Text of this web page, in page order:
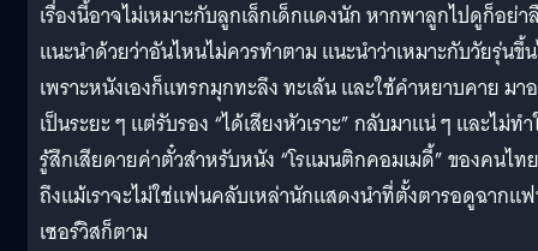
เรื่องนี้อาจไม่เหมาะกับลูกเล็กเด็กแดงนัก หากพาลูกไปดูก็อย่า
แนะนำด้วยว่าอันไหนไม่ควรทำตาม แนะนำว่าเหมาะกับวัยรุ่นขึ้
เพราะหนังเองก็แทรกมุกทะลึง ทะเล้น และใช้คำหยาบคาย มา
เป็นระยะ ๆ แต่รับรอง “ได้เสียงหัวเราะ” กลับมาแน่ ๆ และไม่ท
รู้สึกเสียดายค่าตั๋วสำหรับหนัง “โรแมนติกคอมเมดี้” ของคนไทย
ถึงแม้เราจะไม่ใช่แฟนคลับเหล่านักแสดงนำที่ตั้งตารอดูฉากแ
เซอร์วิสก็ตาม